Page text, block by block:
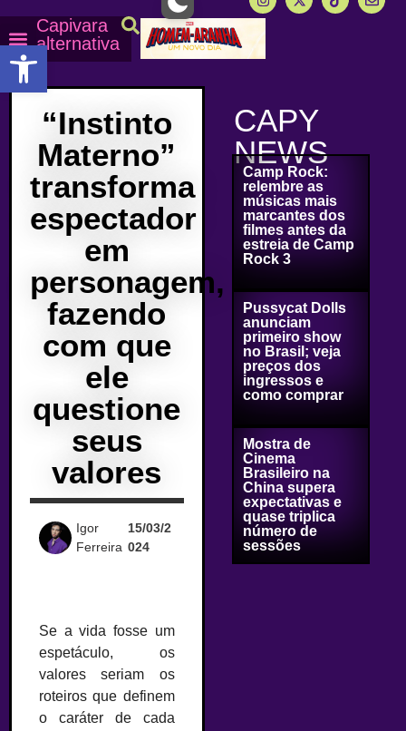
Capivara
alternativa
“Instinto
Materno”
transforma
espectador
em
personagem,
fazendo
com que
ele
questione
seus
valores
Igor
Ferreira
15/03/2
024
Se a vida fosse um
espetáculo, os
valores seriam os
roteiros que definem
o caráter de cada
CAPY
NEWS
Camp Rock:
relembre as
músicas mais
marcantes dos
filmes antes da
estreia de Camp
Rock 3
Pussycat Dolls
anunciam
primeiro show
no Brasil; veja
preços dos
ingressos e
como comprar
Mostra de
Cinema
Brasileiro na
China supera
expectativas e
quase triplica
número de
sessões
Abrir a barra de ferramentas